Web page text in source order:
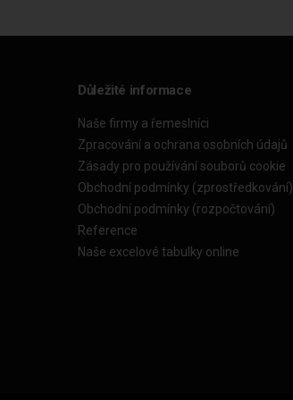
Důležité informace
Naše firmy a řemeslníci
Zpracování a ochrana osobních údajů
Zásady pro používání souborů cookie
Obchodní podmínky (zprostředkování)
Obchodní podmínky (rozpočtování)
Reference
Naše excelové tabulky online